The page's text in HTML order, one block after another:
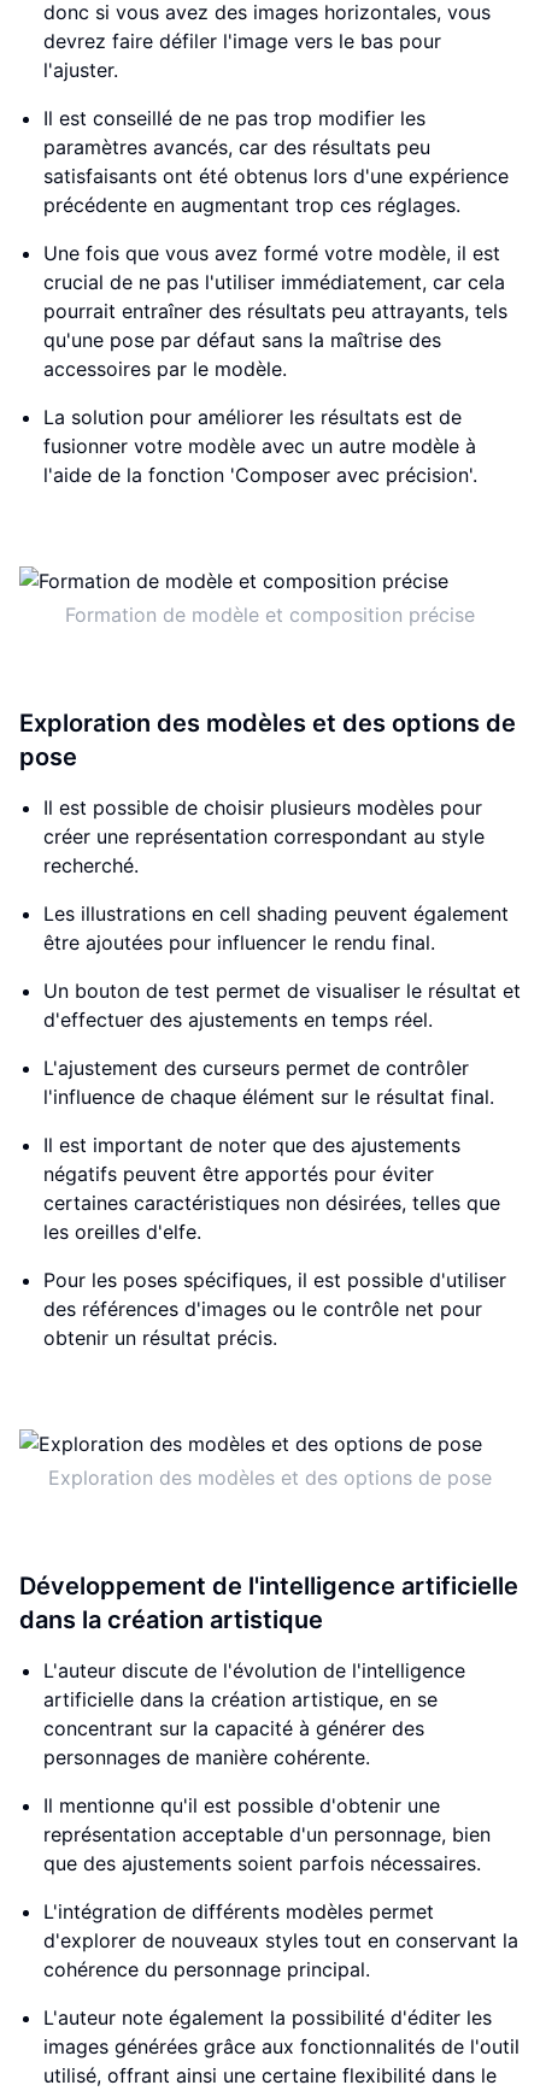
donc si vous avez des images horizontales, vous
devrez faire défiler l'image vers le bas pour
l'ajuster.
Il est conseillé de ne pas trop modifier les
paramètres avancés, car des résultats peu
satisfaisants ont été obtenus lors d'une expérience
précédente en augmentant trop ces réglages.
Une fois que vous avez formé votre modèle, il est
crucial de ne pas l'utiliser immédiatement, car cela
pourrait entraîner des résultats peu attrayants, tels
qu'une pose par défaut sans la maîtrise des
accessoires par le modèle.
La solution pour améliorer les résultats est de
fusionner votre modèle avec un autre modèle à
l'aide de la fonction 'Composer avec précision'.
Formation de modèle et composition précise
Exploration des modèles et des options de
pose
Il est possible de choisir plusieurs modèles pour
créer une représentation correspondant au style
recherché.
Les illustrations en cell shading peuvent également
être ajoutées pour influencer le rendu final.
Un bouton de test permet de visualiser le résultat et
d'effectuer des ajustements en temps réel.
L'ajustement des curseurs permet de contrôler
l'influence de chaque élément sur le résultat final.
Il est important de noter que des ajustements
négatifs peuvent être apportés pour éviter
certaines caractéristiques non désirées, telles que
les oreilles d'elfe.
Pour les poses spécifiques, il est possible d'utiliser
des références d'images ou le contrôle net pour
obtenir un résultat précis.
Exploration des modèles et des options de pose
Développement de l'intelligence artificielle
dans la création artistique
L'auteur discute de l'évolution de l'intelligence
artificielle dans la création artistique, en se
concentrant sur la capacité à générer des
personnages de manière cohérente.
Il mentionne qu'il est possible d'obtenir une
représentation acceptable d'un personnage, bien
que des ajustements soient parfois nécessaires.
L'intégration de différents modèles permet
d'explorer de nouveaux styles tout en conservant la
cohérence du personnage principal.
L'auteur note également la possibilité d'éditer les
images générées grâce aux fonctionnalités de l'outil
utilisé, offrant ainsi une certaine flexibilité dans le